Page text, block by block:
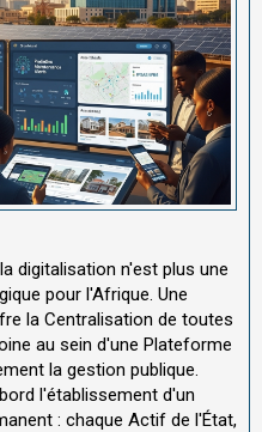
digitalisation n'est plus une
pour l'Afrique. Une
la Centralisation de toutes
au sein d'une Plateforme
la gestion publique.
l'établissement d'un
: chaque Actif de l'État,